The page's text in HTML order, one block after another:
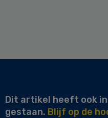
Dit artikel heeft ook
gestaan. Blijf op de